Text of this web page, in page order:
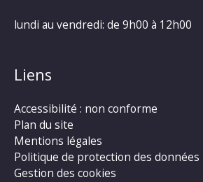
lundi au vendredi: de 9h00 à 12h00
Liens
Accessibilité : non conforme
Plan du site
Mentions légales
Politique de protection des données
Gestion des cookies